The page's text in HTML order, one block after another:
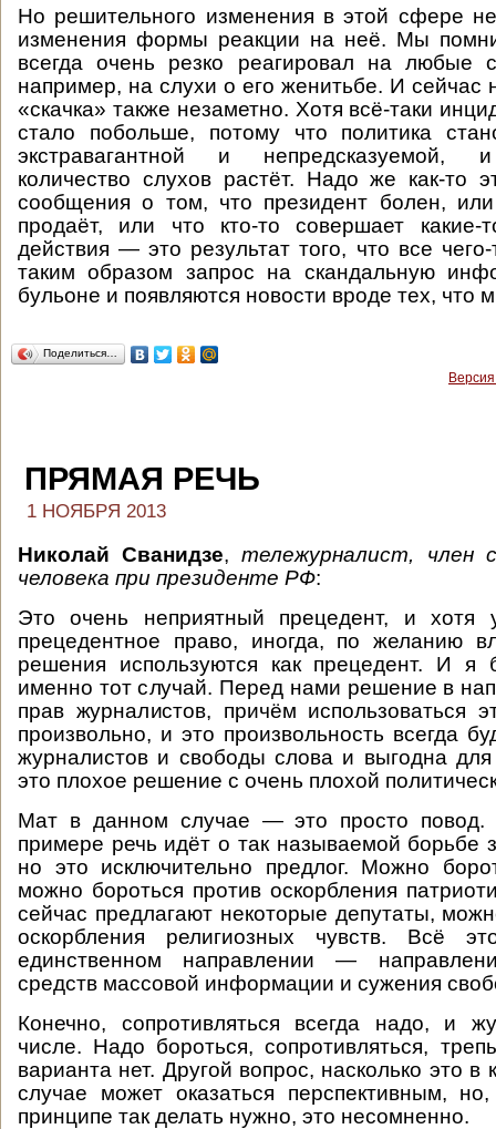
Но решительного изменения в этой сфере
изменения формы реакции на неё. Мы
всегда очень резко реагировал на любые
например, на слухи о его женитьбе. И сейчас
«скачка» также незаметно. Хотя всё-таки
стало побольше, потому что политика
экстравагантной и непредсказуемой, и
количество слухов растёт. Надо же как-то
сообщения о том, что президент болен, или
продаёт, или что кто-то совершает какие-
действия — это результат того, что все
таким образом запрос на скандальную
бульоне и появляются новости вроде тех, что
Поделиться…
ПРЯМАЯ РЕЧЬ
1 НОЯБРЯ 2013
Николай Сванидзе, тележурналист, член
человека при президенте РФ:
Это очень неприятный прецедент, и
прецедентное право, иногда, по желанию
решения используются как прецедент. И
именно тот случай. Перед нами решение в
прав журналистов, причём использоваться
произвольно, и это произвольность всегда
журналистов и свободы слова и выгодна
это плохое решение с очень плохой
Мат в данном случае — это просто повод.
примере речь идёт о так называемой борьбе
но это исключительно предлог. Можно
можно бороться против оскорбления
сейчас предлагают некоторые депутаты,
оскорбления религиозных чувств. Всё
единственном направлении —
средств массовой информации и сужения
Конечно, сопротивляться всегда надо, и
числе. Надо бороться, сопротивляться,
варианта нет. Другой вопрос, насколько это в
случае может оказаться перспективным,
принципе так делать нужно, это несомненно.